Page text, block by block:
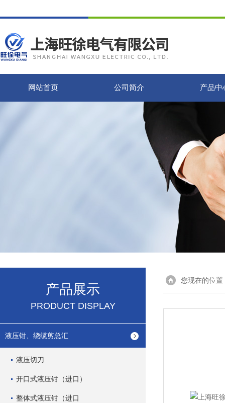
网站首页 公司简介 产品中
产品展示
PRODUCT DISPLAY
液压钳、绕缆剪总汇
液压切刀
开口式液压钳（进口）
整体式液压钳（进口
您现在的位置